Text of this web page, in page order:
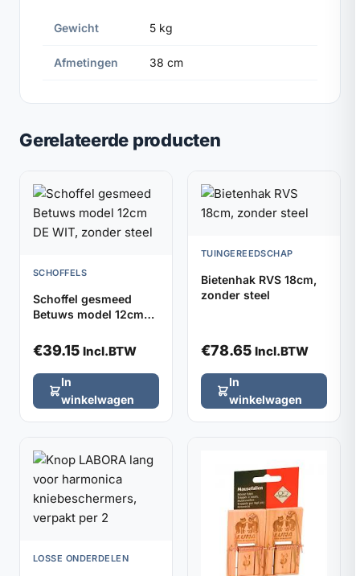
Gewicht 5 kg
Afmetingen 38 cm
Gerelateerde producten
SCHOFFELS
Schoffel gesmeed
Betuws model 12cm
€39.15 Incl.BTW
In
winkelwagen
TUINGEREEDSCHAP
Bietenhak RVS 18cm,
zonder steel
€78.65 Incl.BTW
In
winkelwagen
LOSSE ONDERDELEN